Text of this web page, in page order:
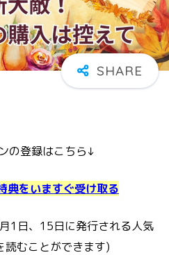
の登録はこちら↓
典をいますぐ受け取る
1日、15日に発行される人気
読むことができます)